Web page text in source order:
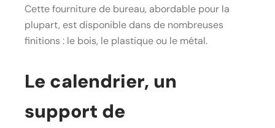
Cette fourniture de bureau, abordable pour la
plupart, est disponible dans de nombreuses
finitions : le bois, le plastique ou le métal.
Le calendrier, un
support de